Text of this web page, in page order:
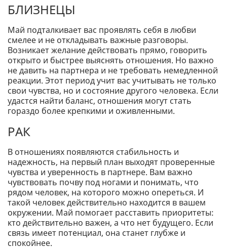
БЛИЗНЕЦЫ
Май подталкивает вас проявлять себя в любви
смелее и не откладывать важные разговоры.
Возникает желание действовать прямо, говорить
открыто и быстрее выяснять отношения. Но важно
не давить на партнера и не требовать немедленной
реакции. Этот период учит вас учитывать не только
свои чувства, но и состояние другого человека. Если
удастся найти баланс, отношения могут стать
гораздо более крепкими и оживленными.
РАК
В отношениях появляются стабильность и
надежность, на первый план выходят проверенные
чувства и уверенность в партнере. Вам важно
чувствовать почву под ногами и понимать, что
рядом человек, на которого можно опереться. И
такой человек действительно находится в вашем
окружении. Май помогает расставить приоритеты:
кто действительно важен, а что нет будущего. Если
связь имеет потенциал, она станет глубже и
спокойнее.